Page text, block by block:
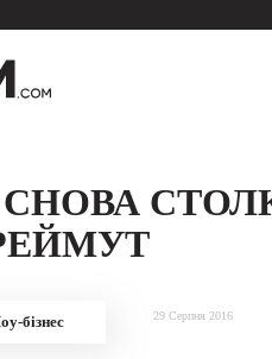
СНОВА
бізнес 29 Серпня 2016